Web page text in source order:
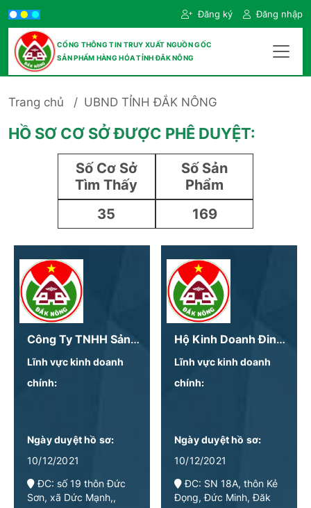
Đăng ký Đăng nhập
CỔNG THÔNG TIN TRUY XUẤT NGUỒN GỐC
SẢN PHẨM HÀNG HÓA TỈNH ĐẮK NÔNG
Trang chủ UBND TỈNH ĐẮK NÔNG
HỒ SƠ CƠ SỞ ĐƯỢC PHÊ DUYỆT:
Số Cơ Sở
Tìm Thấy
35
Số Sản
Phẩm
169
Công Ty TNHH Sản Xuất Thương Mại Tahoda
Lĩnh vực kinh doanh
chính:
Ngày duyệt hồ sơ:
10/12/2021
ĐC: số 19 thôn Đức
Sơn, xã Dức Mạnh,,
Hộ Kinh Doanh Đinh Thị Hồng Phương
Lĩnh vực kinh doanh
chính:
Ngày duyệt hồ sơ:
10/12/2021
ĐC: SN 18A, thôn Kẻ
Đọng, Đức Minh, Đăk